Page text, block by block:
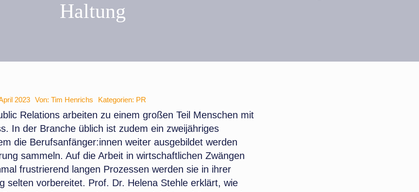
Haltung
2023 Von: Tim Henrichs Kategorien: PR
Relations arbeiten zu einem großen Teil Menschen mit
In der Branche üblich ist zudem ein zweijähriges
die Berufsanfänger:innen weiter ausgebildet werden
sammeln. Auf die Arbeit in wirtschaftlichen Zwängen
frustrierend langen Prozessen werden sie in ihrer
selten vorbereitet. Prof. Dr. Helena Stehle erklärt, wie